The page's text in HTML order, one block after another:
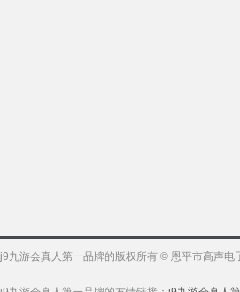
j9九游会真人第一品牌的版权所有 © 恩平市高声